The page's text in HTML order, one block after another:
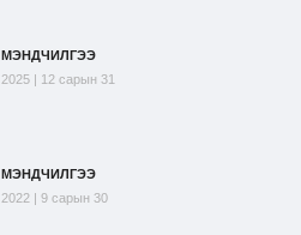
МЭНДЧИЛГЭЭ
2025 | 12 сарын 31
МЭНДЧИЛГЭЭ
2022 | 9 сарын 30